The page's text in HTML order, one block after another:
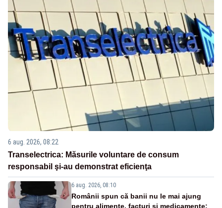
6 aug. 2026, 08:22
Transelectrica: Măsurile voluntare de consum
responsabil şi-au demonstrat eficienţa
6 aug. 2026, 08:10
Românii spun că banii nu le mai ajung
pentru alimente, facturi și medicamente: